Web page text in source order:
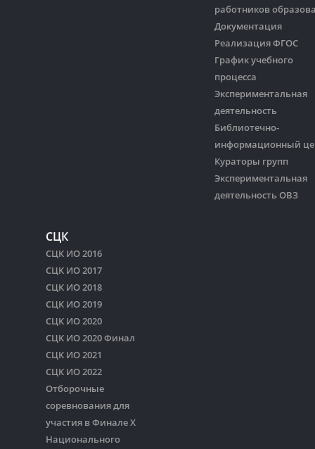
работников
Документация
Реализация ФГОС
График учебного
процесса
Экспериментальная
деятельность
Библиотечно-
информационный
Кураторы групп
Экспериментальная
деятельность ОВЗ
СЦК
СЦК ИО 2016
СЦК ИО 2017
СЦК ИО 2018
СЦК ИО 2019
СЦК ИО 2020
СЦК ИО 2020 Финал
СЦК ИО 2021
СЦК ИО 2022
Отборочные
соревнования для
участия в Финале Х
Национального